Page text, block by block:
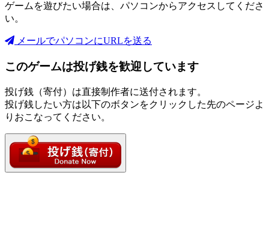
ゲームを遊びたい場合は、パソコンからアクセスしてくださ
い。
メールでパソコンにURLを送る
このゲームは投げ銭を歓迎しています
投げ銭（寄付）は直接制作者に送付されます。
投げ銭したい方は以下のボタンをクリックした先のページよ
りおこなってください。